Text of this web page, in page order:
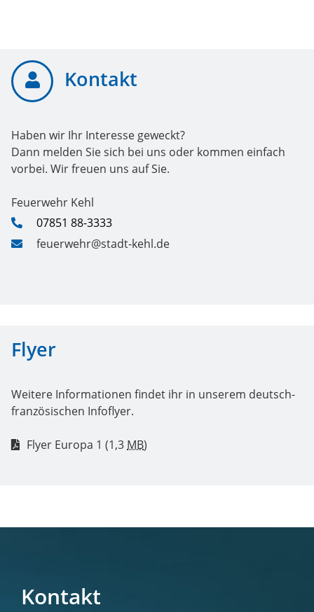
Kontakt
Haben wir Ihr Interesse geweckt?
Dann melden Sie sich bei uns oder kommen einfach
vorbei. Wir freuen uns auf Sie.
Feuerwehr Kehl
feuerwehr@stadt-kehl.de
07851 88-3333
Flyer
Weitere Informationen findet ihr in unserem deutsch-
französischen Infoflyer.
Flyer Europa 1 (1,3 MB)
Kontakt